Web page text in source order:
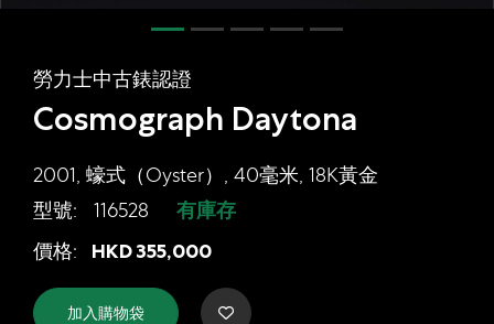
登入
註冊
會員尊享
简体中文
勞力士中古錶認證
Cosmograph Daytona
2001, 蠔式（Oyster）, 40毫米, 18K黃金
型號:
116528 有庫存
勞力士中古錶認證 Cosmograph
價格: HKD355,000
加入購物袋